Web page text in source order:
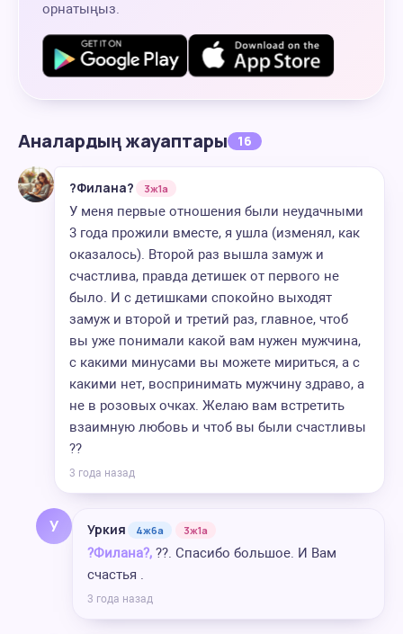
орнатыңыз.
Аналардың жауаптары 16
?Филана? 3ж1а
У меня первые отношения были неудачными
3 года прожили вместе, я ушла (изменял, как
оказалось). Второй раз вышла замуж и
счастлива, правда детишек от первого не
было. И с детишками спокойно выходят
замуж и второй и третий раз, главное, чтоб
вы уже понимали какой вам нужен мужчина,
с какими минусами вы можете мириться, а с
какими нет, воспринимать мужчину здраво, а
не в розовых очках. Желаю вам встретить
взаимную любовь и чтоб вы были счастливы
??
3 года назад
У Уркия 4ж6а 3ж1а
?Филана?, ??. Спасибо большое. И Вам
счастья .
3 года назад